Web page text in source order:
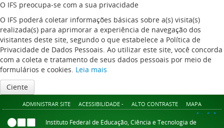
O IFS preocupa-se com a sua privacidade
O IFS poderá coletar informações básicas sobre a(s) visita(s)
realizada(s) para aprimorar a experiência de navegação dos
visitantes deste site, segundo o que estabelece a Política de
Privacidade de Dados Pessoais. Ao utilizar este site, você concorda
com a coleta e tratamento de seus dados pessoais por meio de
formulários e cookies. Leia mais
Ciente
ADMINISTRAR SITE ACESSIBILIDADE - ALTO CONTRASTE MAPA
A+ A A-
Instituto Federal de Educação, Ciência e Tecnologia de